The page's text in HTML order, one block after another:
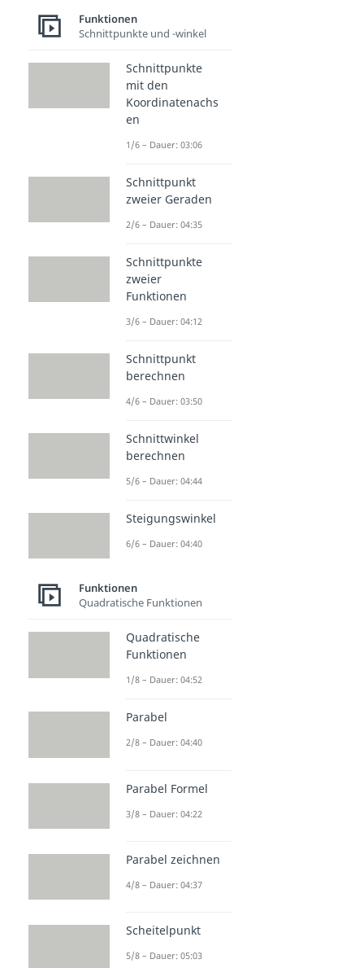
Funktionen
Schnittpunkte und -winkel
Schnittpunkte
mit den
Koordinatenachs
en
1/6 – Dauer: 03:06
Schnittpunkt
zweier Geraden
2/6 – Dauer: 04:35
Schnittpunkte
zweier
Funktionen
3/6 – Dauer: 04:12
Schnittpunkt
berechnen
4/6 – Dauer: 03:50
Schnittwinkel
berechnen
5/6 – Dauer: 04:44
Steigungswinkel
6/6 – Dauer: 04:40
Funktionen
Quadratische Funktionen
Quadratische
Funktionen
1/8 – Dauer: 04:52
Parabel
2/8 – Dauer: 04:40
Parabel Formel
3/8 – Dauer: 04:22
Parabel zeichnen
4/8 – Dauer: 04:37
Scheitelpunkt
5/8 – Dauer: 05:03